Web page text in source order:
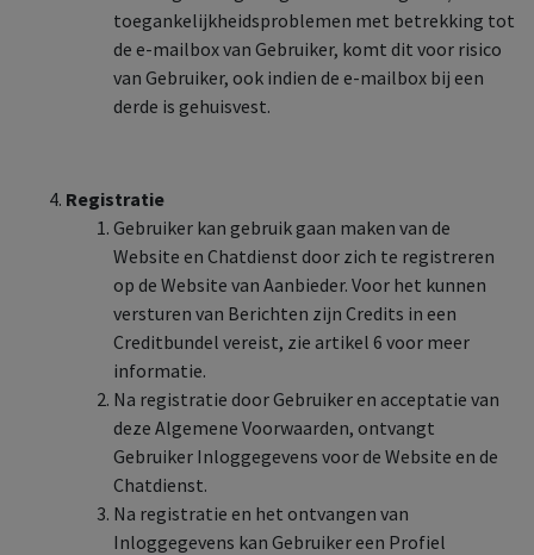
toegankelijkheidsproblemen met betrekking tot
de e-mailbox van Gebruiker, komt dit voor risico
van Gebruiker, ook indien de e-mailbox bij een
derde is gehuisvest.
Registratie
Gebruiker kan gebruik gaan maken van de
Website en Chatdienst door zich te registreren
op de Website van Aanbieder. Voor het kunnen
versturen van Berichten zijn Credits in een
Creditbundel vereist, zie artikel 6 voor meer
informatie.
Na registratie door Gebruiker en acceptatie van
deze Algemene Voorwaarden, ontvangt
Gebruiker Inloggegevens voor de Website en de
Chatdienst.
Na registratie en het ontvangen van
Inloggegevens kan Gebruiker een Profiel